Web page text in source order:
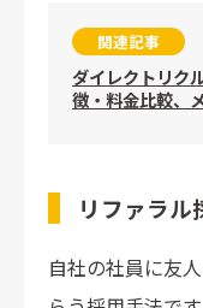
関連記事
ダイレクトリク
徴・料金比較、
リファラル
自社の社員に友